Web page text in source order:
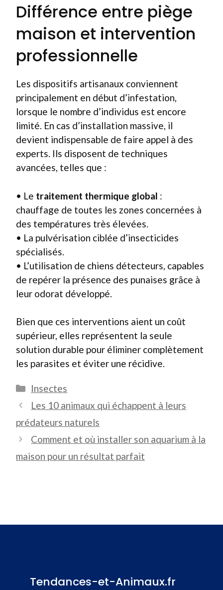
Différence entre piège
maison et intervention
professionnelle
Les dispositifs artisanaux conviennent
principalement en début d’infestation,
lorsque le nombre d’individus est encore
limité. En cas d’installation massive, il
devient indispensable de faire appel à des
experts. Ils disposent de techniques
avancées, telles que :
• Le traitement thermique global :
chauffage de toutes les zones concernées à
des températures très élevées.
• La pulvérisation ciblée d’insecticides
spécialisés.
• L’utilisation de chiens détecteurs, capables
de repérer la présence des punaises grâce à
leur odorat développé.
Bien que ces interventions aient un coût
supérieur, elles représentent la seule
solution durable pour éliminer complètement
les parasites et éviter une récidive.
Catégories
Insectes
Les 10 animaux qui échappent à leurs
prédateurs naturels
Comment et où installer son aquarium à la
maison pour un résultat parfait
Tendances-et-Animaux.fr